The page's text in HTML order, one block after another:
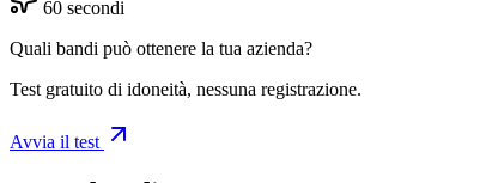
60 secondi
Quali bandi può ottenere la tua azienda?
Test gratuito di idoneità, nessuna registrazione.
Avvia il test